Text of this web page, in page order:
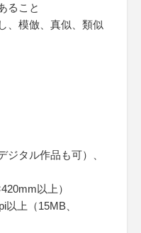
ること
、模倣、真似、類似
タル作品も可）、
以上）
上（15MB、